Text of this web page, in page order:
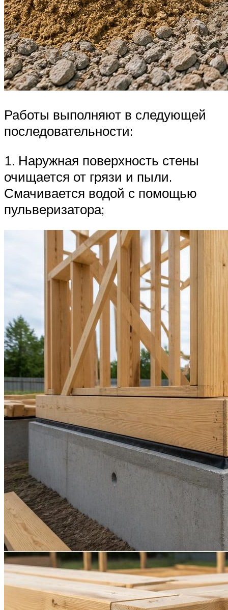
Работы выполняют в следующей
последовательности:
1. Наружная поверхность стены
очищается от грязи и пыли.
Смачивается водой с помощью
пульверизатора;